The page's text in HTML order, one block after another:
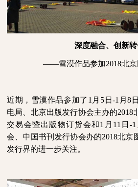
深度融合、创新
——雪漠作品参加2018北
近期，雪漠作品参加了 1月5日-1月8
电局、北京出版发行协会主办的2018
交易会暨出版物订货会和1月 11 日-1
会、中国书刊发行协会办的2018北京
发行界的进一步关注。